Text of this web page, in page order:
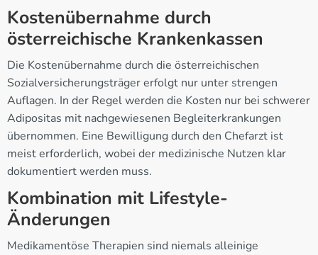
Kostenübernahme durch
österreichische Krankenkassen
Die Kostenübernahme durch die österreichischen
Sozialversicherungsträger erfolgt nur unter strengen
Auflagen. In der Regel werden die Kosten nur bei schwerer
Adipositas mit nachgewiesenen Begleiterkrankungen
übernommen. Eine Bewilligung durch den Chefarzt ist
meist erforderlich, wobei der medizinische Nutzen klar
dokumentiert werden muss.
Kombination mit Lifestyle-
Änderungen
Medikamentöse Therapien sind niemals alleinige